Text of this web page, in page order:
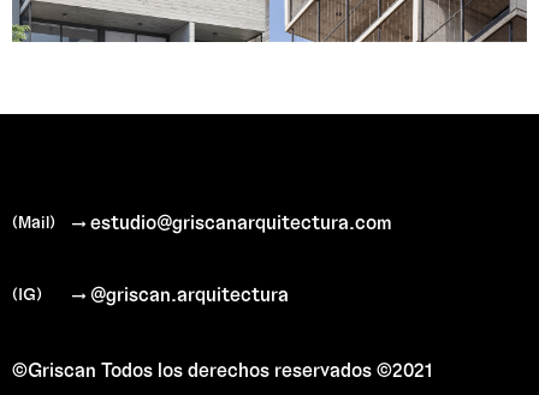
(Mail) → estudio@griscanarquitectura.com
(IG) → @griscan.arquitectura
©Griscan Todos los derechos reservados ©2021